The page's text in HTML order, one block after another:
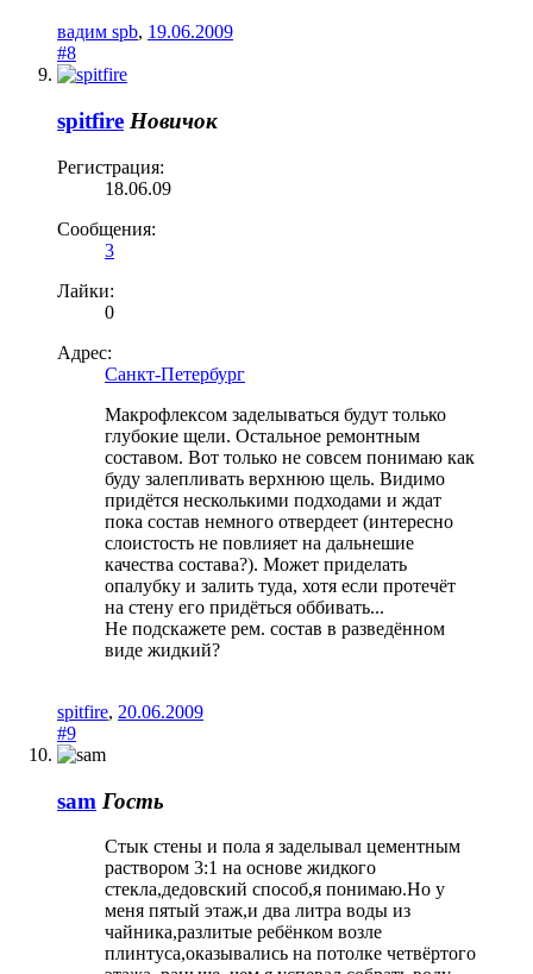
вадим spb, 19.06.2009
#8
spitfire Новичок
Регистрация:
18.06.09
Сообщения:
3
Лайки:
0
Адрес:
Санкт-Петербург
Макрофлексом заделываться будут только
глубокие щели. Остальное ремонтным
составом. Вот только не совсем понимаю как
буду залепливать верхнюю щель. Видимо
придётся несколькими подходами и ждат
пока состав немного отвердеет (интересно
слоистость не повлияет на дальнешие
качества состава?). Может приделать
опалубку и залить туда, хотя если протечёт
на стену его придёться оббивать...
Не подскажете рем. состав в разведённом
виде жидкий?
spitfire, 20.06.2009
#9
sam Гость
Стык стены и пола я заделывал цементным
раствором 3:1 на основе жидкого
стекла,дедовский способ,я понимаю.Но у
меня пятый этаж,и два литра воды из
чайника,разлитые ребёнком возле
плинтуса,оказывались на потолке четвёртого